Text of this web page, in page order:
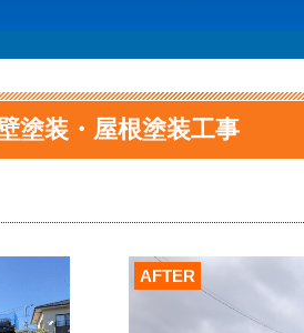
塗装・屋根塗装工事
AFTER